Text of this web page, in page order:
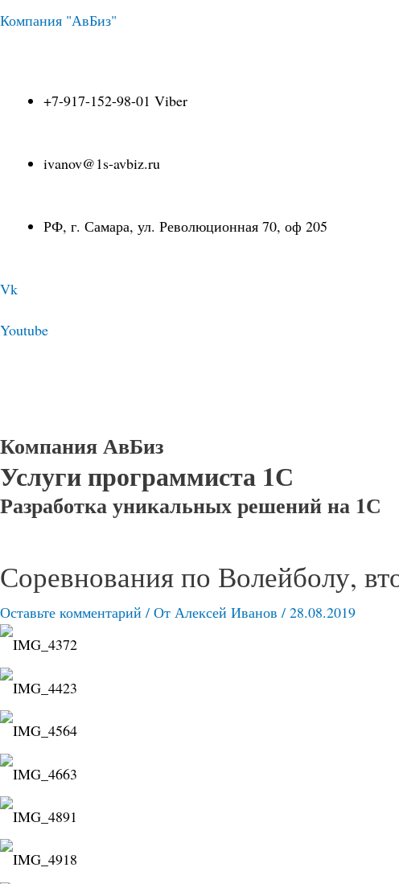
Перейти
содержимому
Компания "АвБиз"
+7-917-152-98-01 Viber
ivanov@1s-avbiz.ru
РФ, г. Самара, ул. Революционная 70, оф 205
Vk
Youtube
Компания АвБиз
Услуги программиста 1С
Разработка уникальных решений на 1С
Соревнования по Волейболу,
Оставьте комментарий / От Алексей Иванов / 28.08.2019
Навигация
записям